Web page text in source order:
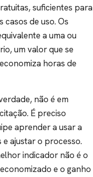
suficientes para
de uso. Os
a uma ou
um valor que se
horas de
não é em
É preciso
aprender a usar a
ajustar o processo.
indicador não é o
e o ganho